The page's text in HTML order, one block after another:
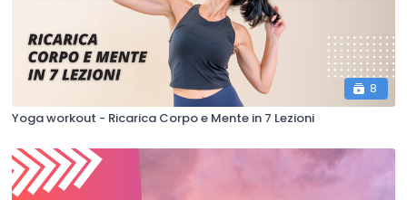
8
Yoga workout - Ricarica Corpo e Mente in 7 Lezioni